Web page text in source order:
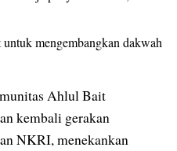
mengembangkan dakwah
Ahlul Bait
kembali gerakan
NKRI, menekankan